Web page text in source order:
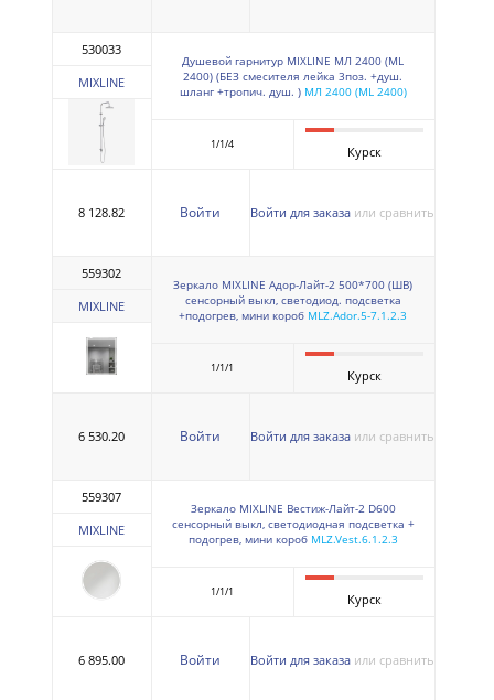
530033
MIXLINE
Душевой гарнитур MIXLINE МЛ 2400 (ML
2400) (БЕЗ смесителя лейка 3поз. +душ.
шланг +тропич. душ. ) МЛ 2400 (ML 2400)
1/1/4 Курск
8 128.82 Войти Войти для заказа или сравнить
559302
MIXLINE
Зеркало MIXLINE Адор-Лайт-2 500*700 (ШВ)
сенсорный выкл, светодиод. подсветка
+подогрев, мини короб MLZ.Ador.5-7.1.2.3
1/1/1 Курск
6 530.20 Войти Войти для заказа или сравнить
559307
MIXLINE
Зеркало MIXLINE Вестиж-Лайт-2 D600
сенсорный выкл, светодиодная подсветка +
подогрев, мини короб MLZ.Vest.6.1.2.3
1/1/1 Курск
6 895.00 Войти Войти для заказа или сравнить